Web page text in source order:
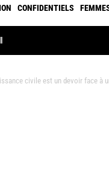
CONFIDENTIELS
civile est un devoir face à